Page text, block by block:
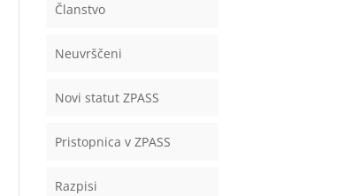
Članstvo
Neuvrščeni
Novi statut ZPASS
Pristopnica v ZPASS
Razpisi